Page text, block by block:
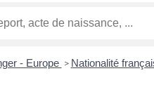
- Europe > Nationalité